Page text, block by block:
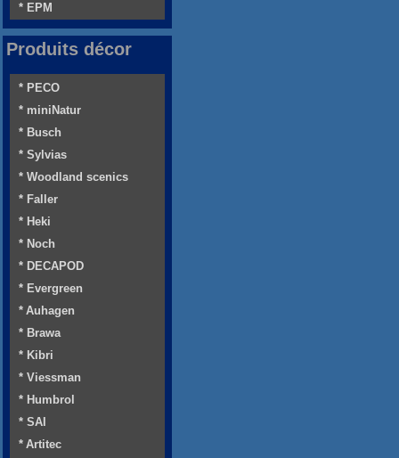
* EPM
Produits décor
* PECO
* miniNatur
* Busch
* Sylvias
* Woodland scenics
* Faller
* Heki
* Noch
* DECAPOD
* Evergreen
* Auhagen
* Brawa
* Kibri
* Viessman
* Humbrol
* SAI
* Artitec